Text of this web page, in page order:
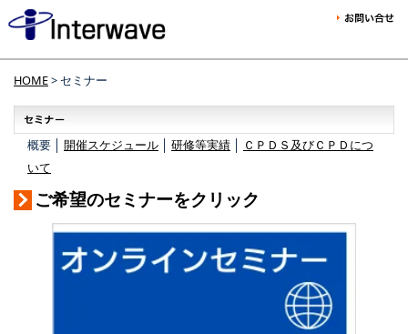
HOME> セミナー
概要 │ 開催スケジュール 研修等実績
ＣＰＤＳ及びＣＰＤにつ
いて
ご希望のセミナーをクリック